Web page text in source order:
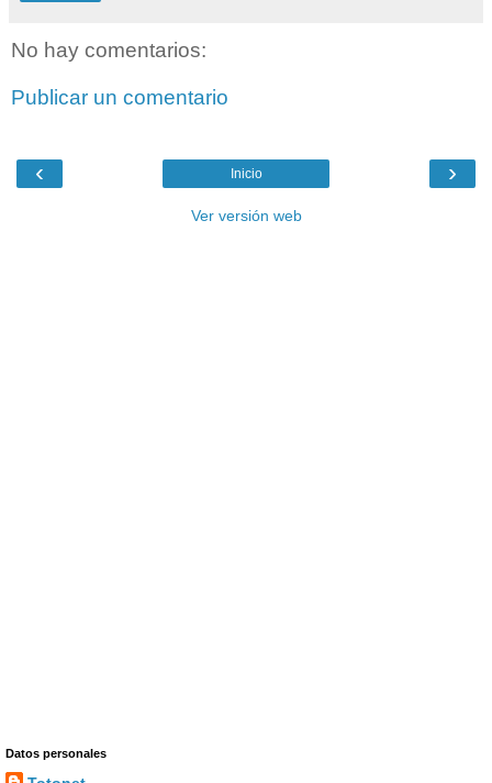
No hay comentarios:
Publicar un comentario
‹ ›
Inicio
Ver versión web
Datos personales